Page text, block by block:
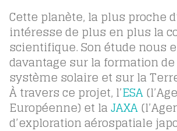
Cette planète, la plus proche
intéresse de plus en plus la
scientifique. Son étude nous
davantage sur la formation
système solaire et sur la
À travers ce projet, l’ESA
Européenne) et laJAXA
d’exploration aérospatiale